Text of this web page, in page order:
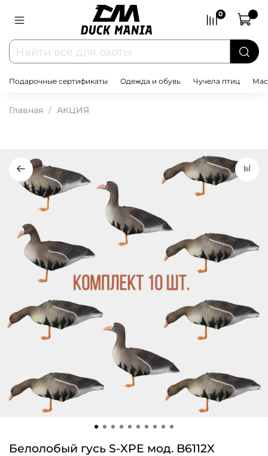
0
Подарочные сертификаты Одежда и обувь Чучела птиц
Главная АКЦИЯ
Белолобый гусь S-XPE мод. B6112X